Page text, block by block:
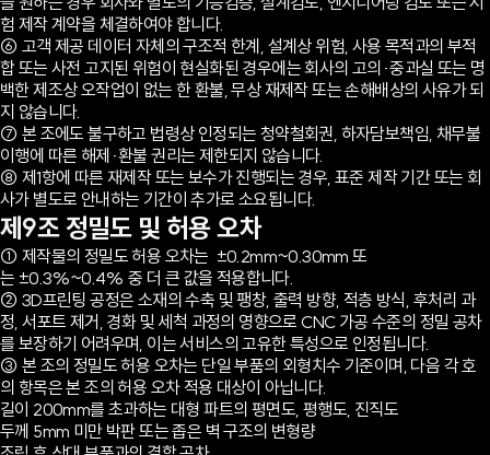
험 제작 계약을 체결하여야 합니다.
⑥ 고객 제공 데이터 자체의 구조적 한계, 설계상 위험, 사용 목적과의 부적
합 또는 사전 고지된 위험이 현실화된 경우에는 회사의 고의·중과실 또는 명
백한 제조상 오작업이 없는 한 환불, 무상 재제작 또는 손해배상의 사유가 되
지 않습니다.
⑦ 본 조에도 불구하고 법령상 인정되는 청약철회권, 하자담보책임, 채무불
이행에 따른 해제·환불 권리는 제한되지 않습니다.
⑧ 제1항에 따른 재제작 또는 보수가 진행되는 경우, 표준 제작 기간 또는 회
사가 별도로 안내하는 기간이 추가로 소요됩니다.
제9조 정밀도 및 허용 오차
① 제작물의 정밀도 허용 오차는 ±0.2mm~0.30mm 또
는 ±0.3%~0.4% 중 더 큰 값을 적용합니다.
② 3D프린팅 공정은 소재의 수축 및 팽창, 출력 방향, 적층 방식, 후처리 과
정, 서포트 제거, 경화 및 세척 과정의 영향으로 CNC 가공 수준의 정밀 공차
를 보장하기 어려우며, 이는 서비스의 고유한 특성으로 인정됩니다.
③ 본 조의 정밀도 허용 오차는 단일 부품의 외형치수 기준이며, 다음 각 호
의 항목은 본 조의 허용 오차 적용 대상이 아닙니다.
길이 200mm를 초과하는 대형 파트의 평면도, 평행도, 진직도
두께 5mm 미만 박판 또는 좁은 벽 구조의 변형량